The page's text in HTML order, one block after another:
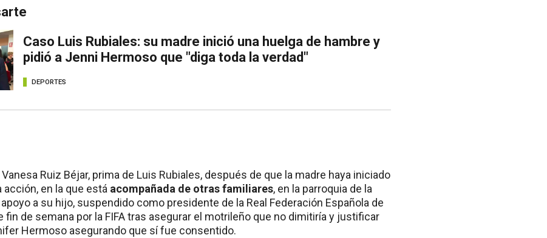
Caso Luis Rubiales: su madre inició una huelga de hambre y
pidió a Jenni Hermoso que "diga toda la verdad"
DEPORTES
Ruiz Béjar, prima de Luis Rubiales, después de que la madre haya iniciado
acción, en la que está acompañada de otras familiares, en la parroquia de la
a su hijo, suspendido como presidente de la Real Federación Española de
fin de semana por la FIFA tras asegurar el motrileño que no dimitiría y justificar
Hermoso asegurando que sí fue consentido.